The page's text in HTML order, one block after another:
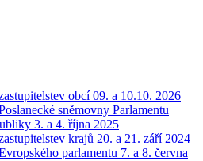
obcí 09. a 10.10. 2026
sněmovny Parlamentu
3. a 4. října 2025
krajů 20. a 21. září 2024
parlamentu 7. a 8. června